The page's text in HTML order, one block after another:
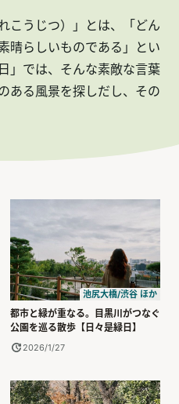
こうじつ）」とは、「どん
晴らしいものである」とい
」では、そんな素敵な言葉
ある風景を探しだし、その
池尻大橋/渋谷 ほか
都市と緑が重なる。目黒川がつなぐ
公園を巡る散歩【日々是緑日】
2026/1/27